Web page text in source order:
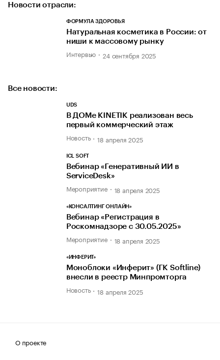
Новости отрасли:
ФОРМУЛА ЗДОРОВЬЯ
Натуральная косметика в России: от
ниши к массовому рынку
Интервью 24 сентября 2025
Все новости:
UDS
В ДОМе KINETIK реализован весь
первый коммерческий этаж
Новость 18 апреля 2025
ICL SOFT
Вебинар «Генеративный ИИ в
ServiceDesk»
Мероприятие 18 апреля 2025
«КОНСАЛТИНГ ОНЛАЙН»
Вебинар «Регистрация в
Роскомнадзоре с 30.05.2025»
Мероприятие 18 апреля 2025
«ИНФЕРИТ»
Моноблоки «Инферит» (ГК Softline)
внесли в реестр Минпромторга
Новость 18 апреля 2025
О проекте